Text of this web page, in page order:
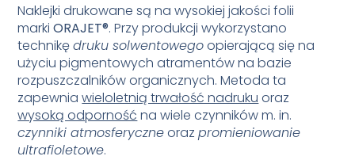
Naklejki drukowane są na wysokiej jakości folii
markiORAJET®. Przy produkcji wykorzystano
technikędruku solwentowegoopierającą się na
użyciu pigmentowych atramentów na bazie
rozpuszczalników organicznych. Metoda ta
zapewniawieloletnią trwałość nadruku oraz
wysoką odporność na wiele czynników m. in.
czynniki atmosferyczneorazpromieniowanie
ultrafioletowe.